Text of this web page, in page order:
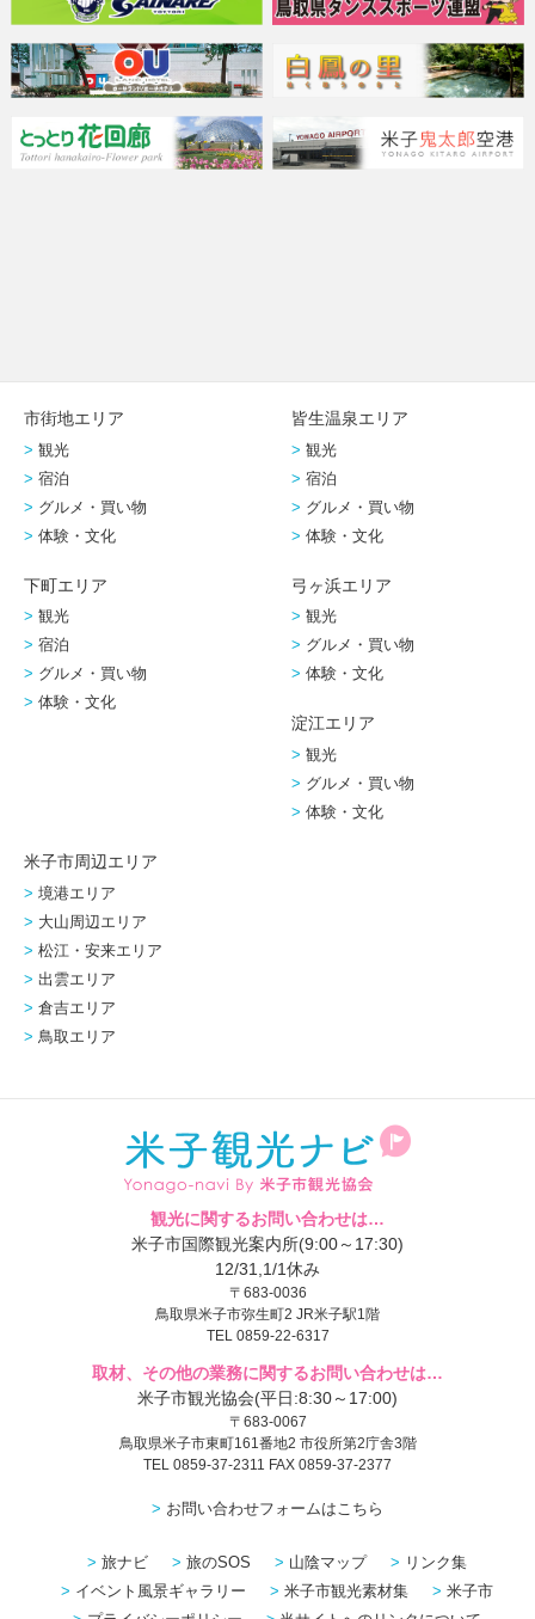
市街地エリア
観光
宿泊
グルメ・買い物
体験・文化
皆生温泉エリア
観光
宿泊
グルメ・買い物
体験・文化
下町エリア
観光
宿泊
グルメ・買い物
体験・文化
弓ヶ浜エリア
観光
グルメ・買い物
体験・文化
淀江エリア
観光
グルメ・買い物
体験・文化
米子市周辺エリア
境港エリア
大山周辺エリア
松江・安来エリア
出雲エリア
倉吉エリア
鳥取エリア
観光に関するお問い合わせは…
米子市国際観光案内所(9:00～17:30)
12/31,1/1休み
〒683-0036
鳥取県米子市弥生町2 JR米子駅1階
TEL 0859-22-6317
取材、その他の業務に関するお問い合わせは…
米子市観光協会(平日:8:30～17:00)
〒683-0067
鳥取県米子市東町161番地2 市役所第2庁舎3階
TEL 0859-37-2311 FAX 0859-37-2377
お問い合わせフォームはこちら
旅ナビ 旅のSOS 山陰マップ
リンク集
イベント風景ギャラリー
米子市観光素材集
米子市